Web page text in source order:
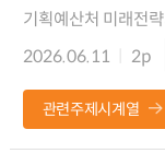
기획예산처 미래전
2026.06.11
2p
관련주제시계열